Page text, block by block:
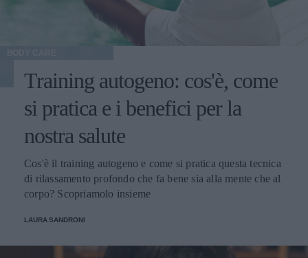
Training autogeno: cos'è, come
si pratica e i benefici per la
nostra salute
Cos'è il training autogeno e come si pratica questa tecnica
di rilassamento profondo che fa bene sia alla mente che al
corpo? Scopriamolo insieme
LAURA SANDRONI